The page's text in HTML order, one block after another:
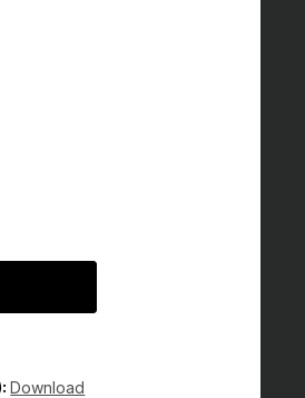
gewünschten Wert
Download